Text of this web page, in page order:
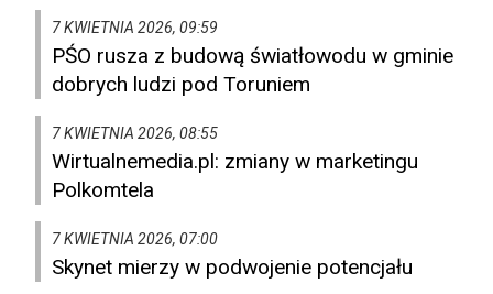
7 KWIETNIA 2026, 09:59
PŚO rusza z budową światłowodu w gminie
dobrych ludzi pod Toruniem
7 KWIETNIA 2026, 08:55
Wirtualnemedia.pl: zmiany w marketingu
Polkomtela
7 KWIETNIA 2026, 07:00
Skynet mierzy w podwojenie potencjału